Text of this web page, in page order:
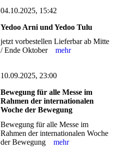
04.10.2025, 15:42
Yedoo Arni und Yedoo Tulu
jetzt vorbestellen Lieferbar ab Mitte
/ Ende Oktober mehr
10.09.2025, 23:00
Bewegung für alle Messe im
Rahmen der internationalen
Woche der Bewegung
Bewegung für alle Messe im
Rahmen der internationalen Woche
der Bewegung mehr